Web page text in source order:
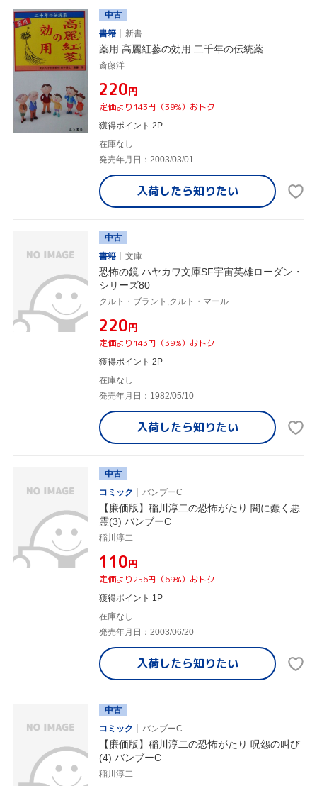
中古
書籍
新書
薬用 高麗紅蔘の効用 二千年の伝統薬
斎藤洋
¥220円
定価より143円（39%）おトク
獲得ポイント 2P
在庫なし
発売年月日：2003/03/01
入荷したら知りたい
中古
書籍
文庫
恐怖の鏡 ハヤカワ文庫SF宇宙英雄ローダン・
シリーズ80
クルト・ブラント,クルト・マール
¥220円
定価より143円（39%）おトク
獲得ポイント 2P
在庫なし
発売年月日：1982/05/10
入荷したら知りたい
中古
コミック
バンブーC
【廉価版】稲川淳二の恐怖がたり 闇に蠢く悪
霊(3) バンブーC
稲川淳二
¥110円
定価より256円（69%）おトク
獲得ポイント 1P
在庫なし
発売年月日：2003/06/20
入荷したら知りたい
中古
コミック
バンブーC
【廉価版】稲川淳二の恐怖がたり 呪怨の叫び
(4) バンブーC
稲川淳二